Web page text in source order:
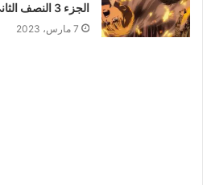
الجزء 3 النصف الثاني
7 مارس، 2023